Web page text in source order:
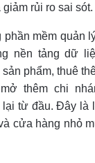
rủi ro sai sót.
mềm quản
nền tảng dữ
phẩm, thuê
thêm chi
lại từ đầu. Đây là
cửa hàng nhỏ